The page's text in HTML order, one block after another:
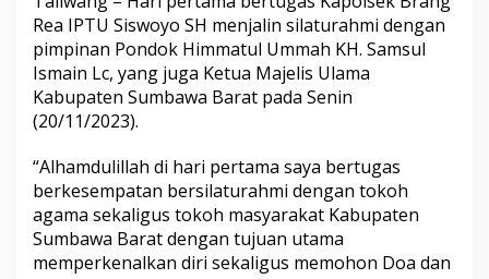
Rea IPTU Siswoyo SH menjalin silaturahmi dengan
pimpinan Pondok Himmatul Ummah KH. Samsul
Ismain Lc, yang juga Ketua Majelis Ulama
Kabupaten Sumbawa Barat pada Senin
(20/11/2023).
“Alhamdulillah di hari pertama saya bertugas
berkesempatan bersilaturahmi dengan tokoh
agama sekaligus tokoh masyarakat Kabupaten
Sumbawa Barat dengan tujuan utama
memperkenalkan diri sekaligus memohon Doa dan